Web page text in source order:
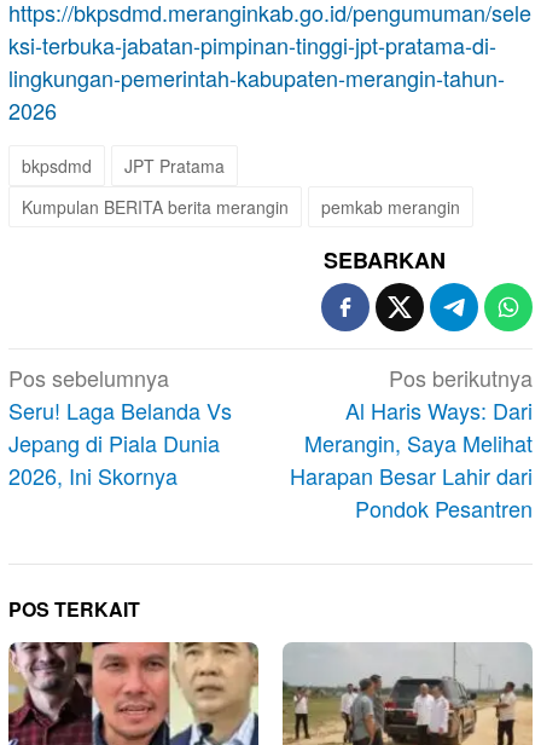
https://bkpsdmd.meranginkab.go.id/pengumuman/sele
ksi-terbuka-jabatan-pimpinan-tinggi-jpt-pratama-di-
lingkungan-pemerintah-kabupaten-merangin-tahun-
2026
bkpsdmd
JPT Pratama
Kumpulan BERITA berita merangin
pemkab merangin
SEBARKAN
Navigasi
pos
Pos sebelumnya
Seru! Laga Belanda Vs
Jepang di Piala Dunia
2026, Ini Skornya
Pos berikutnya
Al Haris Ways: Dari
Merangin, Saya Melihat
Harapan Besar Lahir dari
Pondok Pesantren
POS TERKAIT